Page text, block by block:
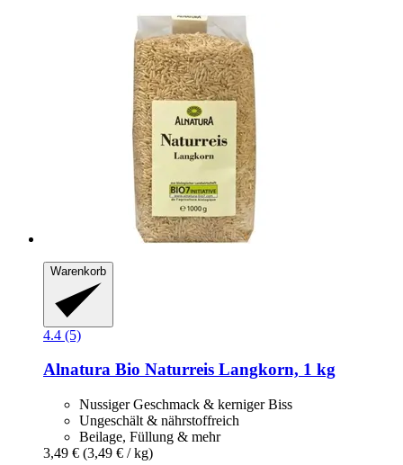
Warenkorb
4.4 (5)
Alnatura Bio Naturreis Langkorn, 1 kg
Nussiger Geschmack & kerniger Biss
Ungeschält & nährstoffreich
Beilage, Füllung & mehr
3,49 € (3,49 € / kg)